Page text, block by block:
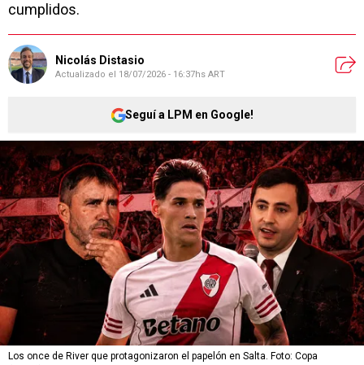
cumplidos.
Nicolás Distasio
Actualizado el 18/07/2026 - 16:37hs ART
Seguí a LPM en Google!
Los once de River que protagonizaron el papelón en Salta. Foto: Copa